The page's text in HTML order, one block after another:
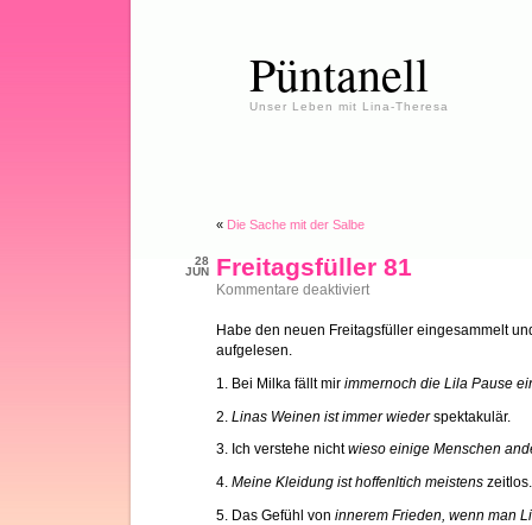
Püntanell
Unser Leben mit Lina-Theresa
« Die Sache mit der Salbe
28
JUN
Freitagsfüller 81
Kommentare deaktiviertfür
Habe den neuen Freitagsfüller eingesammelt
aufgelesen.
1. Bei Milka fällt mir immernoch die Lila Pause
2. Linas Weinen ist immer wiederspektakulär.
3. Ich verstehe nichtwieso einige Menschen
4. Meine Kleidung ist hoffenltich meistens zeitlos.
5. Das Gefühl von innerem Frieden, wenn man